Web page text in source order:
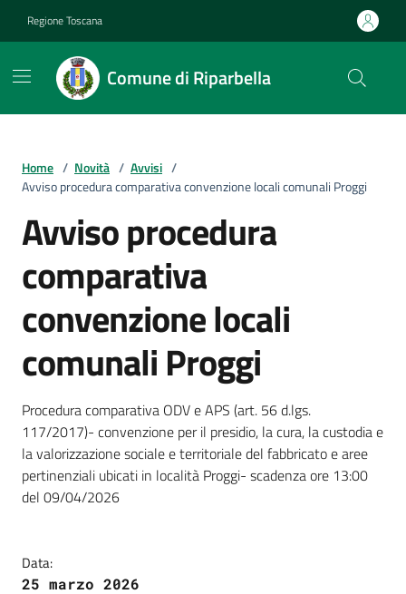
Regione Toscana
Comune di Riparbella
Home / Novità / Avvisi /
Avviso procedura comparativa convenzione locali comunali Proggi
Avviso procedura
comparativa
convenzione locali
comunali Proggi
Dettagli della notizia
Procedura comparativa ODV e APS (art. 56 d.lgs.
117/2017)- convenzione per il presidio, la cura, la custodia e
la valorizzazione sociale e territoriale del fabbricato e aree
pertinenziali ubicati in località Proggi- scadenza ore 13:00
del 09/04/2026
Data:
25 marzo 2026